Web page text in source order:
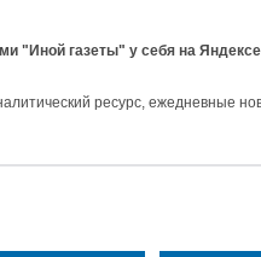
"Иной газеты" у себя на
ресурс, ежедневные